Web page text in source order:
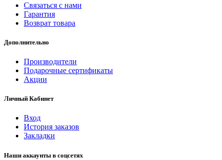
Связаться с нами
Гарантия
Возврат товара
Дополнительно
Производители
Подарочные сертификаты
Акции
Личный Кабинет
Вход
История заказов
Закладки
Наши аккаунты в соцсетях